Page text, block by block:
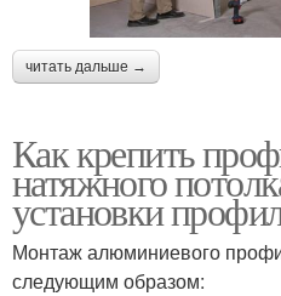
читать дальше →
Как крепить
натяжного
установки
Монтаж алюминиевого
следующим образом: